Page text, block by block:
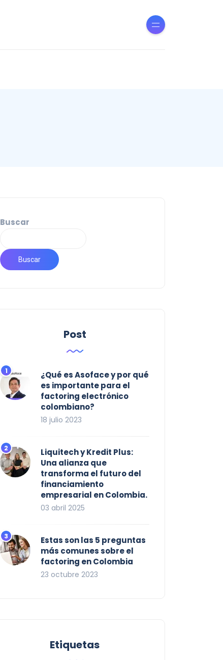
Buscar
Buscar
Post
¿Qué es Asoface y por qué
es importante para el
factoring electrónico
colombiano?
18 julio 2023
Liquitech y Kredit Plus:
Una alianza que
transforma el futuro del
financiamiento
empresarial en Colombia.
03 abril 2025
Estas son las 5 preguntas
más comunes sobre el
factoring en Colombia
23 octubre 2023
Etiquetas